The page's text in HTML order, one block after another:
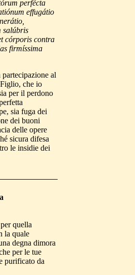
perfécta
effugátio
salúbris
córporis contra
firmíssima
partecipazione al
che io
per il perdono
sia fuga dei
dei buoni
delle opere
sicura difesa
le insidie dei
quella
la quale
degna dimora
per le tue
purificato da